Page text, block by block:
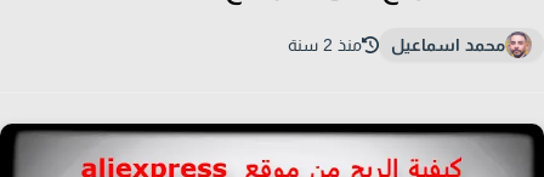
محمد اسماعيل منذ 2 سنة